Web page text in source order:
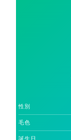
性別
毛色
誕生日